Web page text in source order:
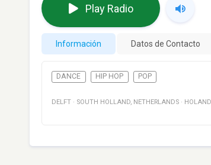
Play Radio
Información Datos de Contacto
DANCE HIP HOP POP
DELFT · SOUTH HOLLAND, NETHERLANDS ·